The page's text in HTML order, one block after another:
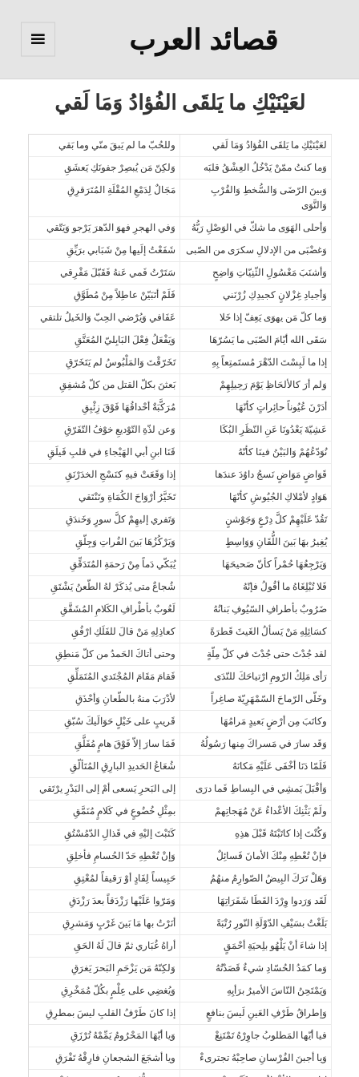
قصائد العرب
لعَيْنَيْكِ ما يَلقَى الفُؤادُ وَمَا لَقي
لعَيْنَيْكِ ما يَلقَى الفُؤادُ وَمَا لَقي
وللحُبّ ما لم يَبقَ منّي وما بَقي
وَما كنتُ ممّنْ يَدْخُلُ العِشْقُ قلبَه
وَلكِنّ مَن يُبصِرْ جفونَكِ يَعشَقِ
وَبينَ الرّضَى وَالسُّخطِ وَالقُرْبِ
وَالنَّوَى
مَجَالٌ لِدَمْعِ المُقْلَةِ المُتَرَقرِقِ
وَأحلى الهَوَى ما شكّ في الوَصْلِ رَبُّهُ
وَفي الهجرِ فهوَ الدّهرَ يَرْجو وَيَتّقي
وَغضْبَى من الإدلالِ سكرَى من الصّبى
شَفَعْتُ إلَيها مِنْ شَبَابي برَيِّقِ
وَأشنَبَ مَعْسُولِ الثّنِيّاتِ وَاضِحٍ
سَتَرْتُ فَمي عَنهُ فَقَبّلَ مَفْرِقي
وَأجيادِ غِزْلانٍ كجيدِكِ زُرْنَني
فَلَمْ أتَبَيّنْ عاطِلاً مِنْ مُطَوَّقِ
وَما كلّ مَن يهوَى يَعِفّ إذا خَلا
عَفَافي وَيُرْضي الحِبّ وَالخَيلُ تلتقي
سَقَى الله أيّامَ الصّبَى ما يَسُرّهَا
وَيَفْعَلُ فِعْلَ البَابِليّ المُعَتَّقِ
إذا ما لَبِسْتَ الدّهْرَ مُستَمتِعاً بِهِ
تَخَرّقْتَ وَالمَلْبُوسُ لم يَتَخَرّقِ
وَلم أرَ كالألحَاظِ يَوْمَ رَحِيلِهِمْ
بَعثنَ بكلّ القتل من كلّ مُشفِقِ
أدَرْنَ عُيُوناً حائِراتٍ كأنّهَا
مُرَكَّبَةٌ أحْداقُهَا فَوْقَ زِئْبِقِ
عَشِيّةَ يَعْدُونَا عَنِ النّظَرِ البُكَا
وَعن لذّةِ التّوْديعِ خوْفُ التّفَرّقِ
نُوَدّعُهُمْ وَالبَيْنُ فينَا كأنّهُ
قَنَا ابنِ أبي الهَيْجاءِ في قلبِ فَيلَقِ
قَوَاضٍ مَوَاضٍ نَسجُ داوُدَ عندَها
إذا وَقَعَتْ فيهِ كنَسْجِ الخدَرْنَقِ
هَوَادٍ لأمْلاكِ الجُيُوشِ كأنّهَا
تَخَيَّرُ أرْوَاحَ الكُمَاةِ وتَنْتَقي
تَقُدّ عَلَيْهِمْ كلَّ دِرْعٍ وَجَوْشنٍ
وَتَفري إليهِمْ كلَّ سورٍ وَخَندَقِ
يُغِيرُ بهَا بَينَ اللُّقَانِ وَوَاسِطٍ
وَيَرْكُزُهَا بَينَ الفُراتِ وَجِلّقِ
وَيَرْجِعُهَا حُمْراً كأنّ صَحيحَهَا
يُبَكّي دَماً مِنْ رَحمَةِ المُتَدَقِّقِ
فَلا تُبْلِغَاهُ ما أقُولُ فإنّهُ
شُجاعٌ متى يُذكَرْ لهُ الطّعنُ يَشْتَقِ
ضَرُوبٌ بأطرافِ السّيُوفِ بَنانُهُ
لَعُوبٌ بأطْرافِ الكَلامِ المُشَقَّقِ
كسَائِلِهِ مَنْ يَسألُ الغَيثَ قَطرَةً
كعاذِلِهِ مَنْ قالَ للفَلَكِ ارْفُقِ
لقد جُدْتَ حتى جُدْتَ في كلّ مِلّةٍ
وحتى أتاكَ الحَمدُ من كلّ مَنطِقِ
رَأى مَلِكُ الرّومِ ارْتياحَكَ للنّدَى
فَقامَ مَقَامَ المُجْتَدي المُتَمَلِّقِ
وخَلّى الرّماحَ السّمْهَرِيّةَ صاغِراً
لأدْرَبَ منهُ بالطّعانِ وَأحْذَقِ
وكاتَبَ مِن أرْضٍ بَعيدٍ مَرامُهَا
قَريبٍ على خَيْلٍ حَوَالَيكَ سُبّقِ
وَقَد سارَ في مَسراكَ مِنها رَسُولُهُ
فَمَا سارَ إلاّ فَوْقَ هامٍ مُفَلَّقِ
فَلَمّا دَنَا أخْفَى عَلَيْهِ مَكانَهُ
شُعَاعُ الحَديدِ البارِقِ المُتَألّقِ
وَأقْبَلَ يَمشِي في البِساطِ فَما درَى
إلى البَحرِ يَسعى أمْ إلى البَدْرِ يرْتَقي
ولَمْ يَثْنِكَ الأعْداءُ عَنْ مُهَجاتِهمْ
بمِثْلِ خُضُوعٍ في كَلامٍ مُنَمَّقِ
وَكُنْتَ إذا كاتَبْتَهُ قَبْلَ هذِهِ
كَتَبْتَ إليْهِ في قَذالِ الدّمُسْتُقِ
فإنْ تُعْطِهِ مِنْكَ الأمانَ فَسائِلٌ
وَإنْ تُعْطِهِ حَدّ الحُسامِ فأخلِقِ
وَهَلْ تَرَكَ البِيضُ الصّوارِمُ منهُمُ
حَبِيساً لِفَادٍ أوْ رَقيقاً لمُعْتِقِ
لَقَد وَرَدوا وِرْدَ القَطَا شَفَرَاتِهَا
وَمَرّوا عَلَيْها رَزْدَقاً بعدَ رَزْدَقِ
بَلَغْتُ بسَيْفِ الدّوْلَةِ النّورِ رُتْبَةً
أنَرْتُ بها مَا بَينَ غَرْبٍ وَمَشرِقِ
إذا شاءَ أنْ يَلْهُو بلِحيَةِ أحْمَقٍ
أراهُ غُبَاري ثمّ قالَ لَهُ الحَقِ
وَما كمَدُ الحُسّادِ شيءٌ قَصَدْتُهُ
وَلكِنّهُ مَن يَزْحَمِ البَحرَ يَغرَقِ
وَيَمْتَحِنُ النّاسَ الأميرُ برَأيِهِ
وَيُغضِي على عِلْمٍ بكُلّ مُمَخْرِقِ
وَإطراقُ طَرْفِ العَينِ لَيسَ بنافعٍ
إذا كانَ طَرْفُ القلبِ ليسَ بمطرِقِ
فيا أيّها المَطلوبُ جاوِرْهُ تَمْتَنِعْ
وَيا أيّهَا المَحْرُومُ يَمِّمْهُ تُرْزَقِ
وَيا أجبنَ الفُرْسانِ صاحِبْهُ تجترىءْ
ويا أشجَعَ الشجعانِ فارِقْهُ تَفْرَقِ